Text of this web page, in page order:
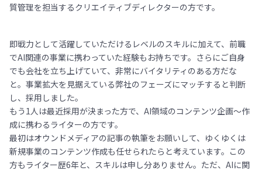
質管理を担当するクリエイティブディレクターの方です。
即戦力として活躍していただけるレベルのスキルに加えて、前職
でAI関連の事業に携わっていた経験もお持ちです。さらにご自身
でも会社を立ち上げていて、非常にバイタリティのある方だな
と。事業拡大を見据えている弊社のフェーズにマッチすると判断
し、採用しました。
もう1人は最近採用が決まった方で、AI領域のコンテンツ企画〜作
成に携わるライターの方です。
最初はオウンドメディアの記事の執筆をお願いして、ゆくゆくは
新規事業のコンテンツ作成も任せられたらと考えています。この
方もライター歴6年と、スキルは申し分ありません。ただ、AIに関